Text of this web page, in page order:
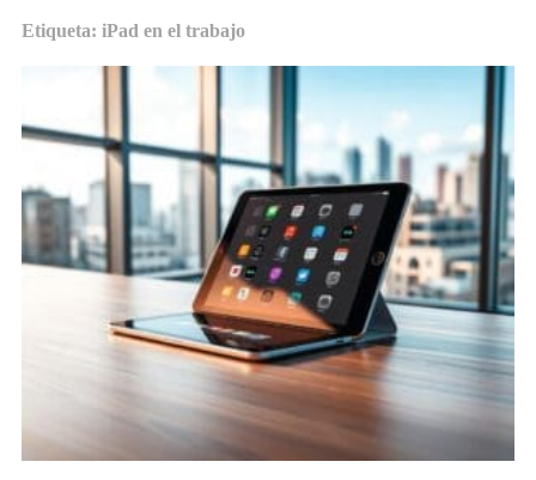
Etiqueta: iPad en el trabajo